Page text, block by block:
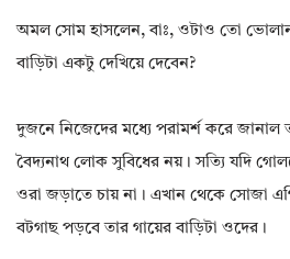
অমল সোম হাসলেন, বাঃ, ওটাও তো
বাড়িটা একটু দেখিয়ে দেবেন?
দুজনে নিজেদের মধ্যে পরামর্শ করে জানাল
বৈদ্যনাথ লোক সুবিধের নয়। সত্যি যদি
ওরা জড়াতে চায় না। এখান থেকে সোজা
বটগাছ পড়বে তার গায়ের বাড়িটা ওদের।